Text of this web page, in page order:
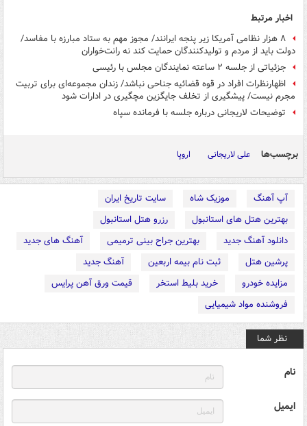
اخبار مرتبط
۸ هزار نظامی آمریکا زیر پنجه ایرانند/ مجوز مهم به ستاد مبارزه با مفاسد/
دولت باید از مردم و تولیدکنندگان حمایت کند نه رانت‌خواران
جزئیاتی از جلسه ۲ ساعته نمایندگان مجلس با رئیسی
اظهارنظرات افراد در قوه قضائیه جناحی نباشد/ زندان مجموعه‌ای برای تربیت
مجرم نیست/ پیشگیری از تخلف جایگزین مچگیری در ادارات شود
توضیحات لاریجانی درباره جلسه با فرمانده سپاه
برچسب‌ها علی لاریجانی اروپا
آپ آهنگ موزیک شاه
سایت تاریخ ایران
بهترین هتل های استانبول
رزرو هتل استانبول
دانلود آهنگ جدید
بهترین جراح بینی ترمیمی
آهنگ های جدید
پرشین هتل
ثبت نام بیمه اربعین
آهنگ جدید
مزایده خودرو
خرید بلیط استخر
قیمت ورق آهن پرایس
فروشنده مواد شیمیایی
نظر شما
نام
ایمیل